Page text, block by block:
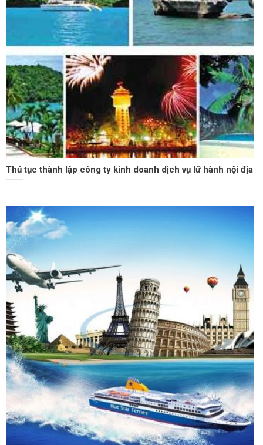
Thủ tục thành lập công ty kinh doanh dịch vụ lữ hành nội địa